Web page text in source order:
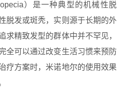
）是一种典型的机械性脱
脱发或斑秃，实则源于长期的外
求精致发型的群体中并不罕见，
全可以通过改变生活习惯来预防
疗方案时，米诺地尔的使用效果